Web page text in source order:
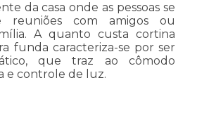
da casa onde as pessoas se
reuniões com amigos ou
A quanto custa cortina
funda caracteriza-se por ser
que traz ao cômodo
e controle de luz.